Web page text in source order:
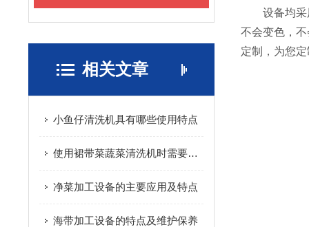
相关文章
小鱼仔清洗机具有哪些使用特点
使用裙带菜蔬菜清洗机时需要多注意以下事项
净菜加工设备的主要应用及特点
海带加工设备的特点及维护保养
设备均采用
不会变色，
定制，为您